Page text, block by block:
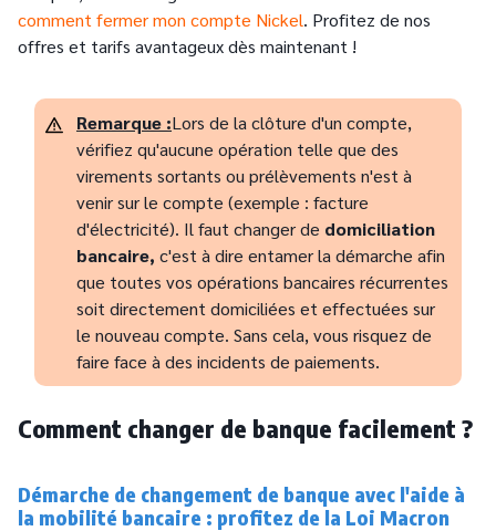
comment fermer mon compte Nickel. Profitez de nos
offres et tarifs avantageux dès maintenant !
Remarque :Lors de la clôture d'un compte,
vérifiez qu'aucune opération telle que des
virements sortants ou prélèvements n'est à
venir sur le compte (exemple : facture
d'électricité). Il faut changer de domiciliation
bancaire, c'est à dire entamer la démarche afin
que toutes vos opérations bancaires récurrentes
soit directement domiciliées et effectuées sur
le nouveau compte. Sans cela, vous risquez de
faire face à des incidents de paiements.
Comment changer de banque facilement ?
Démarche de changement de banque avec l'aide à
la mobilité bancaire : profitez de la Loi Macron